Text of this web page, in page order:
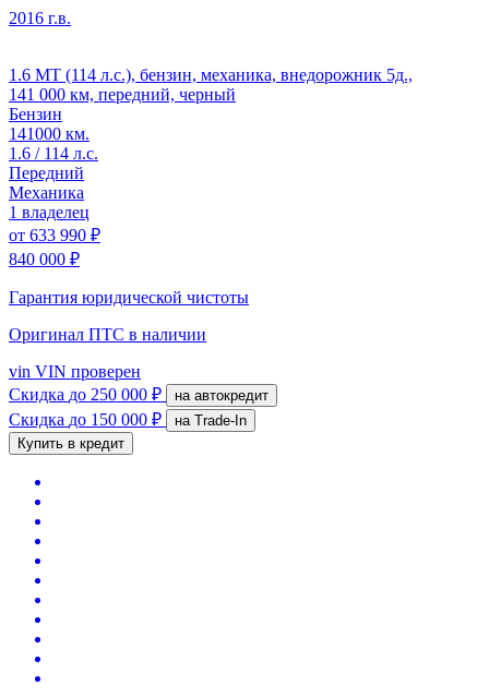
2016 г.в.
1.6 MT (114 л.с.), бензин, механика, внедорожник 5д.,
141 000 км, передний, черный
Бензин
141000 км.
1.6 / 114 л.с.
Передний
Механика
1 владелец
от 633 990 ₽
840 000 ₽
Гарантия юридической чистоты
Оригинал ПТС в наличии
vin VIN проверен
Скидка до 250 000 ₽ на автокредит
Скидка до 150 000 ₽
на Trade-In
Купить в кредит